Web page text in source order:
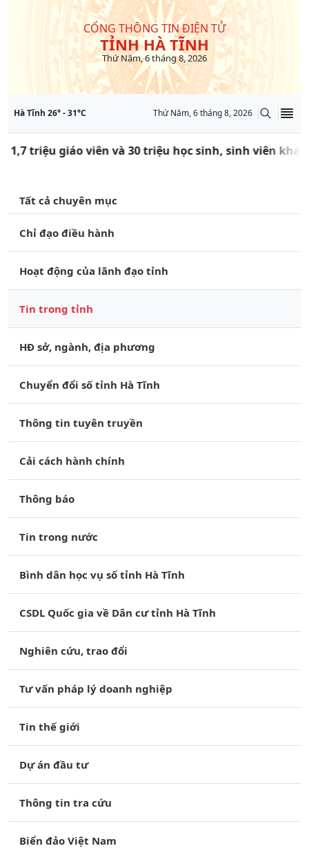
CỔNG THÔNG TIN ĐIỆN TỬ
TỈNH HÀ TĨNH
Thứ Năm, 6 tháng 8, 2026
Hà Tĩnh 26° -31°C Thứ Năm, 6 tháng 8, 2026
1,7 triệu giáo viên và 30 triệu học sinh, sinh viên khai
Tất cả chuyên mục
Chỉ đạo điều hành
Hoạt động của lãnh đạo tỉnh
Tin trong tỉnh
HĐ sở, ngành, địa phương
Chuyển đổi số tỉnh Hà Tĩnh
Thông tin tuyên truyền
Cải cách hành chính
Thông báo
Tin trong nước
Bình dân học vụ số tỉnh Hà Tĩnh
CSDL Quốc gia về Dân cư tỉnh Hà Tĩnh
Nghiên cứu, trao đổi
Tư vấn pháp lý doanh nghiệp
Tin thế giới
Dự án đầu tư
Thông tin tra cứu
Biển đảo Việt Nam